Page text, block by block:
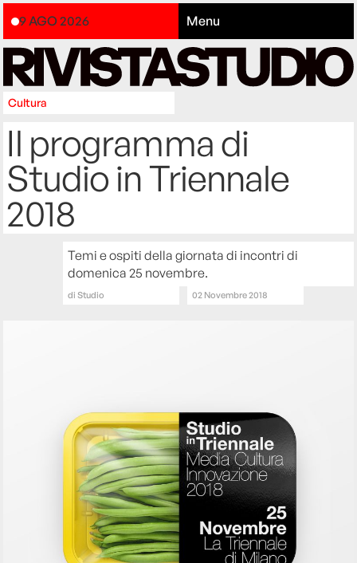
9 AGO 2026 Menu
Cultura
Il programma di
Studio in Triennale
2018
Temi e ospiti della giornata di incontri di
domenica 25 novembre.
diStudio 02 Novembre 2018